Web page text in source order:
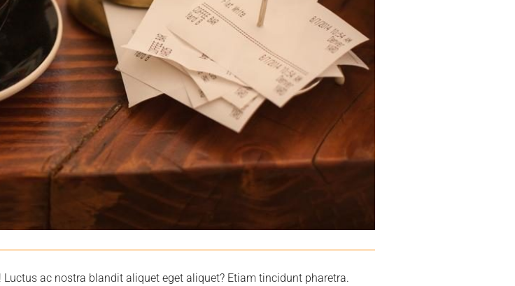
ac nostra blandit aliquet eget aliquet? Etiam tincidunt pharetra.